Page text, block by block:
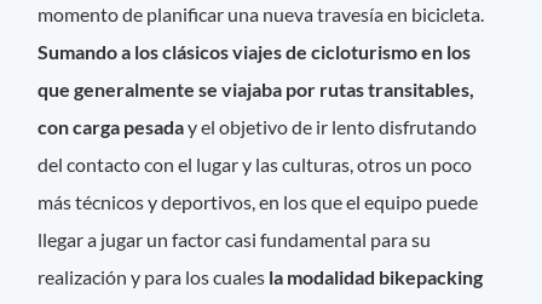
momento de planificar una nueva travesía en bicicleta.
Sumando a los clásicos viajes de cicloturismo en los
que generalmente se viajaba por rutas transitables,
con carga pesaday el objetivo de ir lento disfrutando
del contacto con el lugar y las culturas, otros un poco
más técnicos y deportivos, en los que el equipo puede
llegar a jugar un factor casi fundamental para su
realización y para los cuales la modalidad bikepacking